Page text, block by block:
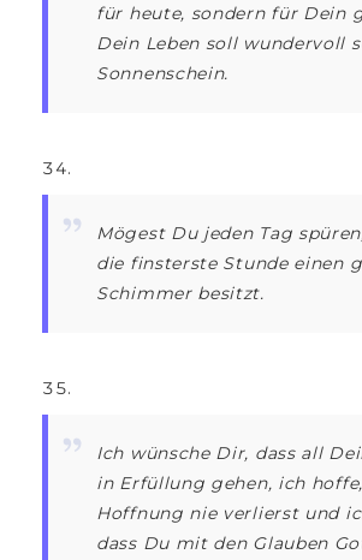
für heute, sondern für Dein
Dein Leben soll wundervoll
Sonnenschein.
Mögest Du jeden Tag
die finsterste Stunde einen
Schimmer besitzt.
Ich wünsche Dir, dass all
in Erfüllung gehen, ich
Hoffnung nie verlierst und
dass Du mit den Glauben